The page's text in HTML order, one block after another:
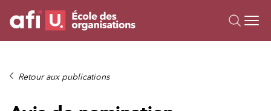
Formations
Retour aux publications